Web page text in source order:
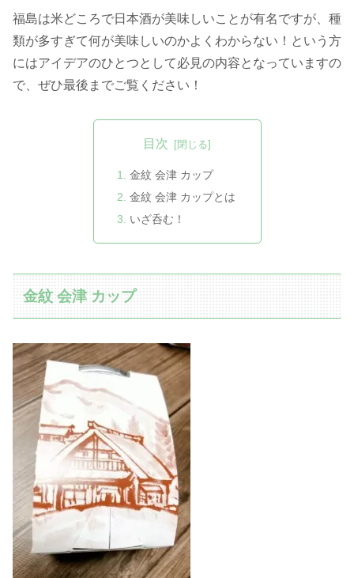
福島は米どころで日本酒が美味しいことが有名ですが、種
類が多すぎて何が美味しいのかよくわからない！という方
にはアイデアのひとつとして必見の内容となっていますの
で、ぜひ最後までご覧ください！
目次
金紋 会津 カップ
金紋 会津 カップとは
いざ呑む！
金紋 会津 カップ